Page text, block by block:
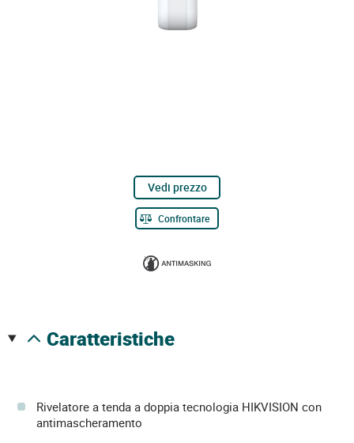
Vedi prezzo
Confrontare
caratteristiche
Rivelatore a tenda a doppia tecnologia HIKVISION con
antimascheramento